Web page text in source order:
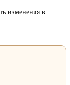
изменения в